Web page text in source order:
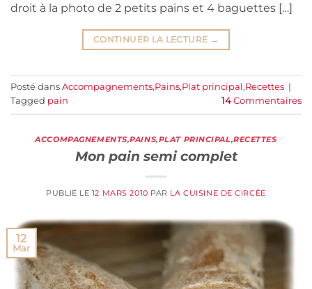
droit à la photo de 2 petits pains et 4 baguettes […]
CONTINUER LA LECTURE →
Posté dans Accompagnements,Pains,Plat principal,Recettes |
Tagged pain 14 Commentaires
ACCOMPAGNEMENTS,PAINS,PLAT PRINCIPAL,RECETTES
Mon pain semi complet
PUBLIÉ LE 12 MARS 2010 PAR LA CUISINE DE CIRCÉE
12
Mar